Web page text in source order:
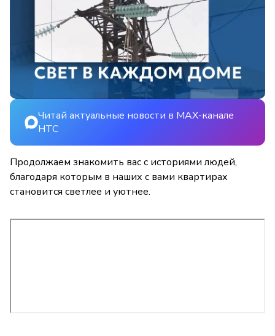
Читай актуальные новости в MAX-канале
НТС
Продолжаем знакомить вас с историями людей,
благодаря которым в наших с вами квартирах
становится светлее и уютнее.